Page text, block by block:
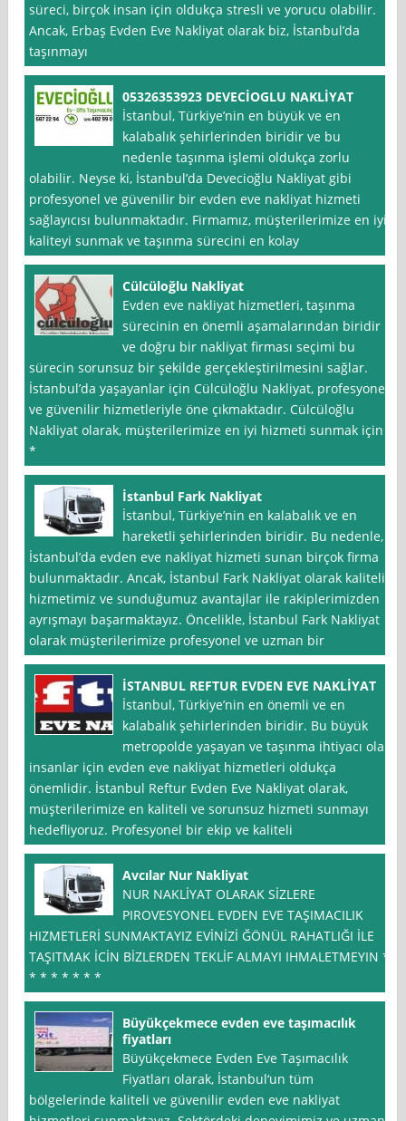
süreci, birçok insan için oldukça stresli ve yorucu olabilir.
Ancak, Erbaş Evden Eve Nakliyat olarak biz, İstanbul’da
taşınmayı
05326353923 DEVECİOGLU NAKLİYAT
İstanbul, Türkiye’nin en büyük ve en
kalabalık şehirlerinden biridir ve bu
nedenle taşınma işlemi oldukça zorlu
olabilir. Neyse ki, İstanbul’da Devecioğlu Nakliyat gibi
profesyonel ve güvenilir bir evden eve nakliyat hizmeti
sağlayıcısı bulunmaktadır. Firmamız, müşterilerimize en iyi
kaliteyi sunmak ve taşınma sürecini en kolay
Cülcüloğlu Nakliyat
Evden eve nakliyat hizmetleri, taşınma
sürecinin en önemli aşamalarından biridir
ve doğru bir nakliyat firması seçimi bu
sürecin sorunsuz bir şekilde gerçekleştirilmesini sağlar.
İstanbul’da yaşayanlar için Cülcüloğlu Nakliyat, profesyonel
ve güvenilir hizmetleriyle öne çıkmaktadır. Cülcüloğlu
Nakliyat olarak, müşterilerimize en iyi hizmeti sunmak için
*
İstanbul Fark Nakliyat
İstanbul, Türkiye’nin en kalabalık ve en
hareketli şehirlerinden biridir. Bu nedenle,
İstanbul’da evden eve nakliyat hizmeti sunan birçok firma
bulunmaktadır. Ancak, İstanbul Fark Nakliyat olarak kaliteli
hizmetimiz ve sunduğumuz avantajlar ile rakiplerimizden
ayrışmayı başarmaktayız. Öncelikle, İstanbul Fark Nakliyat
olarak müşterilerimize profesyonel ve uzman bir
İSTANBUL REFTUR EVDEN EVE NAKLİYAT
İstanbul, Türkiye’nin en önemli ve en
kalabalık şehirlerinden biridir. Bu büyük
metropolde yaşayan ve taşınma ihtiyacı olan
insanlar için evden eve nakliyat hizmetleri oldukça
önemlidir. İstanbul Reftur Evden Eve Nakliyat olarak,
müşterilerimize en kaliteli ve sorunsuz hizmeti sunmayı
hedefliyoruz. Profesyonel bir ekip ve kaliteli
Avcılar Nur Nakliyat
NUR NAKLİYAT OLARAK SİZLERE
PIROVESYONEL EVDEN EVE TAŞIMACILIK
HIZMETLERİ SUNMAKTAYIZ EVİNİZİ ĞÖNÜL RAHATLIĞI İLE
TAŞITMAK İCİN BİZLERDEN TEKLİF ALMAYI IHMALETMEYIN *
* * * * * * *
Büyükçekmece evden eve taşımacılık
fiyatları
Büyükçekmece Evden Eve Taşımacılık
Fiyatları olarak, İstanbul‘un tüm
bölgelerinde kaliteli ve güvenilir evden eve nakliyat